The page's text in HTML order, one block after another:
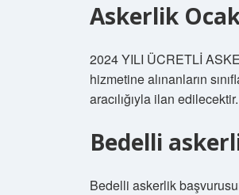
Askerlik
2024 YILI ÜCRETLİ
hizmetine alınanların
aracılığıyla ilan edilecektir.
Bedelli
Bedelli askerlik